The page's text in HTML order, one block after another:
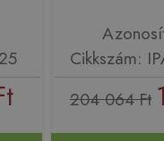
Cikkszám:
204 064 Ft